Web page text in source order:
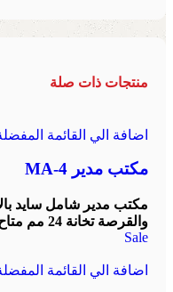
منتجات ذات صلة
اضافة الي القائمة
مكتب مدير MA-4
مكتب مدير شامل سايد
والقرصة تخانة 24 مم متاح مقاس 160/180/200سم
Sale
اضافة الي القائمة